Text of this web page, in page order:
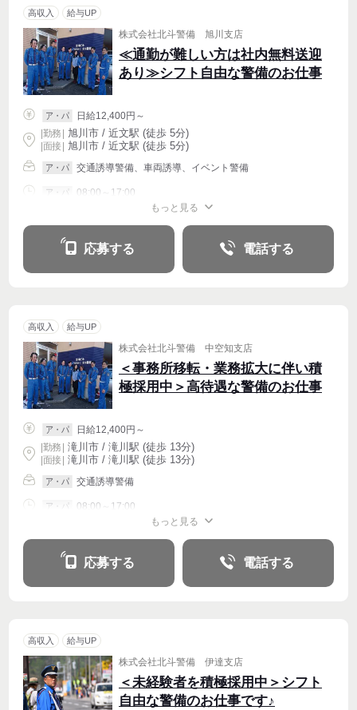
高収入 給与UP
株式会社北斗警備 旭川支店
≪通勤が難しい方は社内無料送迎
あり≫シフト自由な警備のお仕事
ア・パ
日給12,400円～
|勤務 旭川市 / 近文駅 (徒歩 5分)
| 面接 | 旭川市 / 近文駅 (徒歩 5分)
ア・パ 交通誘導警備、車両誘導、イベント警備
ア・パ 08:00～17:00
もっと見る
応募する 電話する
高収入 給与UP
株式会社北斗警備 中空知支店
＜事務所移転・業務拡大に伴い積
極採用中＞高待遇な警備のお仕事
ア・パ
日給12,400円～
|勤務 滝川市 / 滝川駅 (徒歩 13分)
| 面接 | 滝川市 / 滝川駅 (徒歩 13分)
ア・パ 交通誘導警備
ア・パ 08:00～17:00
もっと見る
応募する 電話する
高収入 給与UP
株式会社北斗警備 伊達支店
＜未経験者を積極採用中＞シフト
自由な警備のお仕事です♪